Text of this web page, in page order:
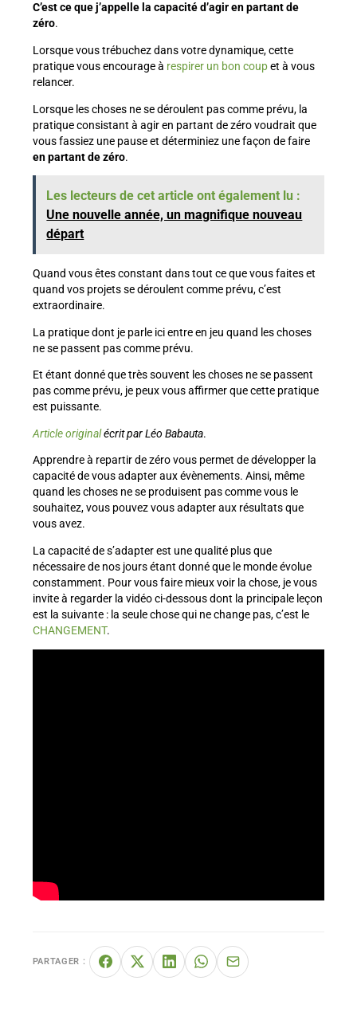
C’est ce que j’appelle la capacité d’agir en partant de
zéro.
Lorsque vous trébuchez dans votre dynamique, cette
pratique vous encourage à respirer un bon coupet à vous
relancer.
Lorsque les choses ne se déroulent pas comme prévu, la
pratique consistant à agir en partant de zéro voudrait que
vous fassiez une pause et déterminiez une façon de faire
en partant de zéro.
Les lecteurs de cet article ont également lu :
Une nouvelle année, un magnifique nouveau
départ
Quand vous êtes constant dans tout ce que vous faites et
quand vos projets se déroulent comme prévu, c’est
extraordinaire.
La pratique dont je parle ici entre en jeu quand les choses
ne se passent pas comme prévu.
Et étant donné que très souvent les choses ne se passent
pas comme prévu, je peux vous affirmer que cette pratique
est puissante.
Article originalécrit par Léo Babauta.
Apprendre à repartir de zéro vous permet de développer la
capacité de vous adapter aux évènements. Ainsi, même
quand les choses ne se produisent pas comme vous le
souhaitez, vous pouvez vous adapter aux résultats que
vous avez.
La capacité de s’adapter est une qualité plus que
nécessaire de nos jours étant donné que le monde évolue
constamment. Pour vous faire mieux voir la chose, je vous
invite à regarder la vidéo ci-dessous dont la principale leçon
est la suivante : la seule chose qui ne change pas, c’est le
CHANGEMENT.
PARTAGER :